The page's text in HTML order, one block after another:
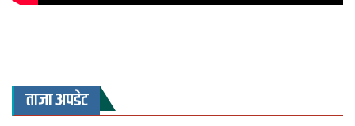
ताजा अपडेट